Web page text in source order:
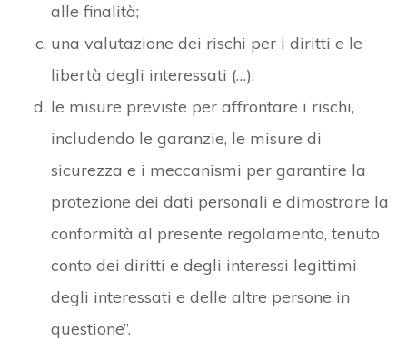
alle finalità;
una valutazione dei rischi per i diritti e le
libertà degli interessati (…);
le misure previste per affrontare i rischi,
includendo le garanzie, le misure di
sicurezza e i meccanismi per garantire la
protezione dei dati personali e dimostrare la
conformità al presente regolamento, tenuto
conto dei diritti e degli interessi legittimi
degli interessati e delle altre persone in
questione”.